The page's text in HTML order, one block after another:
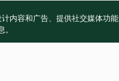
内容和广告、提供社交媒体功